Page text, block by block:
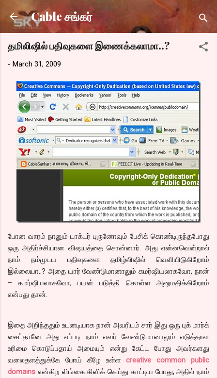
Skip to main content
Cable சங்கர்
தமிலிஷில் பதிவுகளை இணைக்கலாமா..?
- March 31, 2009
போன வாரம் நானும் டாக்டர் புருனோவும் பேசிக் கொண்டிருந்தபோது
ஒரு அதிர்ச்சியான விஷயத்தை சொன்னார். அது என்னவென்றால்
நாம் நம்முடய பதிவுகளை தமிழ்லிஷில் வெளியிடுகிறோம்
இல்லையா..? அதை யார் வேண்டுமானாலும் கமர்ஷியலாகவோ, நான்
– கமர்ஷியலாகவோ, பயன் படுத்தி கொள்ள அனுமதிக்கிறோம்
என்பது தான்.
இதை அறிந்ததும் உடனடியாக நான் அவரிடம் சார் இது ஒரு புக் மார்க்
சைட்தானே அது எப்படி நாம் எவர் வேண்டுமானாலும் எடுத்தாள
உரிமை கொடுப்பதாய் அமையும் என்று கேட்ட போது அவர்களது
வலைதளத்துக்கே போய் கீழே உள்ளcreative common public
domains என்கிற லிங்கை கிளிக் செய்து காட்டிய போது, அதில் நாம்